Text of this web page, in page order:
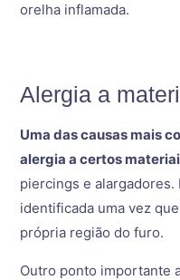
orelha inflamada.
Alergia a
Uma das causas mais
alergia a certos
piercings e alargadores.
identificada uma vez
própria região do furo.
Outro ponto importante